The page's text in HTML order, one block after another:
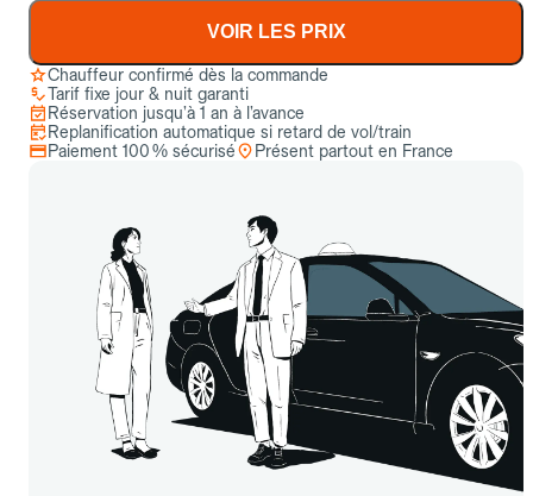
VOIR LES PRIX
Chauffeur confirmé dès la commande
Tarif fixe jour & nuit garanti
Réservation jusqu’à 1 an à l’avance
Replanification automatique si retard de vol/train
Paiement 100 % sécurisé
Présent partout en France